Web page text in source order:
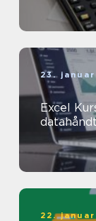
23.
Excel
22.